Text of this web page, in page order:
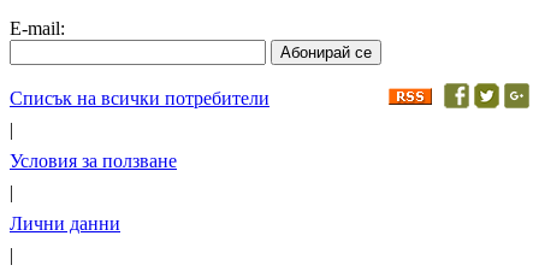
E-mail:
Списък на всички потребители
|
Условия за ползване
|
Лични данни
|